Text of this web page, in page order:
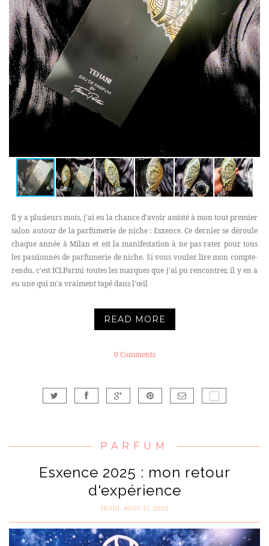
Il y a plusieurs mois, j'ai eu la chance d'avoir assisté à mon tout premier
salon autour de la parfumerie de niche : Esxence. Ce dernier se déroule
chaque année à Milan et est la manifestation à ne pas rater pour tous
les passionnés de parfumerie de niche. Si vous voulez lire mon compte-
rendu, c'est ICI.Parmi toutes les marques que j'ai pu rencontrer, il y en a
eu une qui m'a vraiment tapé dans l'œil
READ MORE
0 Comments
PARFUM
Esxence 2025 : mon retour
d'expérience
JEUDI, AOÛT 21, 2025